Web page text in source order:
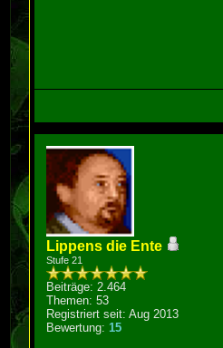
Lippens die Ente
Stufe 21
Beiträge: 2.464
Themen: 53
Registriert seit: Aug 2013
Bewertung: 15